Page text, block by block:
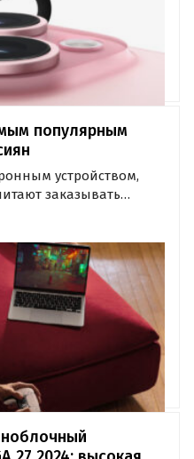
популярным
устройством,
заказывать
свидетельствуют